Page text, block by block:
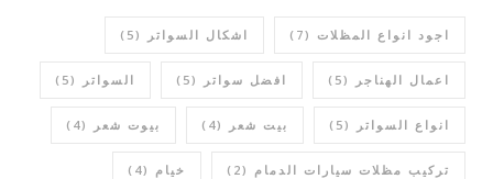
اجود انواع المظلات (7) اشكال السواتر (5)
اعمال الهناجر (5) افضل سواتر (5) السواتر (5)
انواع السواتر (5) بيت شعر (4) بيوت شعر (4)
تركيب مظلات سيارات الدمام (2) خيام (4)